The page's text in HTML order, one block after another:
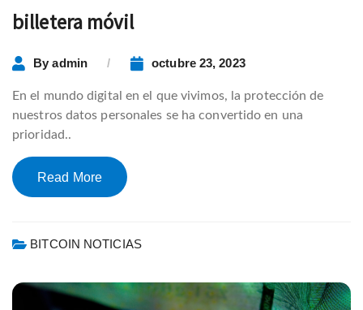
billetera móvil
Byadmin octubre 23, 2023
En el mundo digital en el que vivimos, la protección de
nuestros datos personales se ha convertido en una
prioridad..
Read More
BITCOIN NOTICIAS